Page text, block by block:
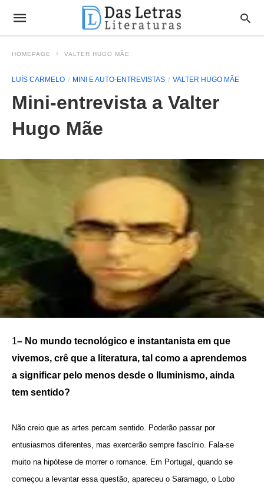
HOMEPAGE VALTER HUGO MÃE
LUÍS CARMELO MINI E AUTO-ENTREVISTAS VALTER HUGO MÃE
Mini-entrevista a Valter
Hugo Mãe
1– No mundo tecnológico e instantanista em que
vivemos, crê que a literatura, tal como a aprendemos
a significar pelo menos desde o Iluminismo, ainda
tem sentido?
Não creio que as artes percam sentido. Poderão passar por
entusiasmos diferentes, mas exercerão sempre fascínio. Fala-se
muito na hipótese de morrer o romance. Em Portugal, quando se
começou a levantar essa questão, apareceu o Saramago, o Lobo